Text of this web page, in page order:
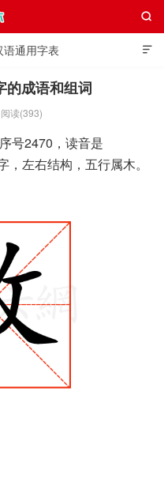

语通用字表
全 极简英语词典

的成语和组词
阅读(393)
号2470，读音是
，左右结构，五行属木。